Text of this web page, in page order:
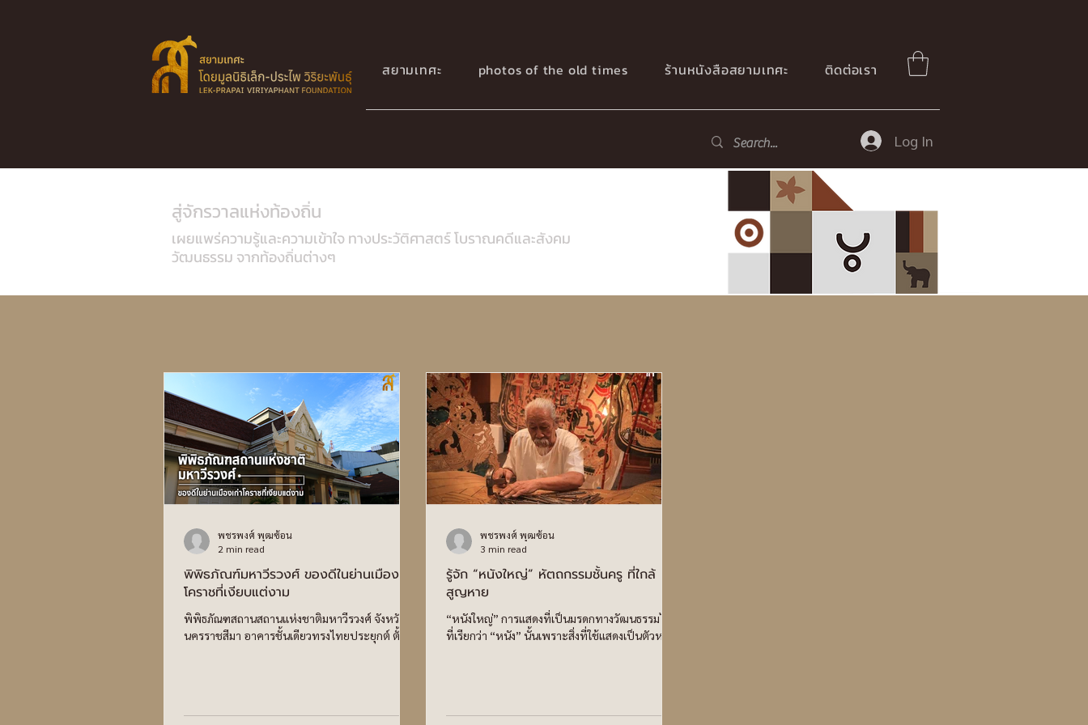
สยามเทศะ photos of the old times ร้านหนังสือสยามเทศะ ติดต่อเรา
Log In
เผยแพร่ความรู้และความเข้าใจ ทางประวัติศาสตร์ โบราณคดีและสังคม
วัฒนธรรม จากท้องถิ่นต่างๆ
สู่จักรวาลแห่งท้องถิ่น
พิพิธภัณฑ์มหาวีรวงศ์ ของดีในย่านเมืองเก่า
โคราชที่เงียบแต่งาม
พิพิธภัณฑสถานสถานแห่งชาติมหาวีรวงศ์ จังหวัด
นครราชสีมา อาคารชั้นเดียวทรงไทยประยุกต์ ตั้งอยู่
เป็นคูเมืองที่สร้างสมัยกรุงศรีอยุธยา ตรงกับรัชสมัย
พชรพงศ์ พุฒซ้อน
2 min read
รู้จัก “หนังใหญ่” หัตถกรรมชั้นครู ที่ใกล้
สูญหาย
“หนังใหญ่” การแสดงที่เป็นมรดกทางวัฒนธรรมไทย
ที่เรียกว่า “หนัง” นั้นเพราะสิ่งที่ใช้แสดงเป็นตัวหนัง
ให้เกิดเงาปรากฏบนจอผ้าขาวที่มีแสงไฟส่องจาก
พชรพงศ์ พุฒซ้อน
3 min read